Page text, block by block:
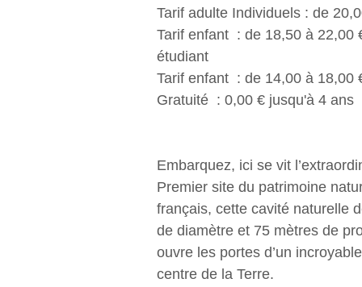
Tarif adulte Individuels : de
Tarif enfant : de 18,50 à 22,00
étudiant
Tarif enfant : de 14,00 à 18,00
Gratuité : 0,00 € jusqu'à 4 ans
Embarquez, ici se vit
Premier site du patrimoine
français, cette cavité naturelle
de diamètre et 75 mètres de
ouvre les portes d’un
centre de la Terre.